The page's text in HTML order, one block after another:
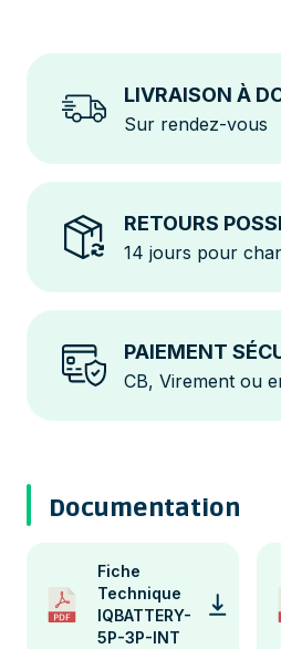
LIVRAISON À
Sur rendez-vous
RETOURS
14 jours pour
PAIEMENT
CB, Virement ou
Documentation
Fiche
Technique
IQBATTERY-
5P-3P-INT